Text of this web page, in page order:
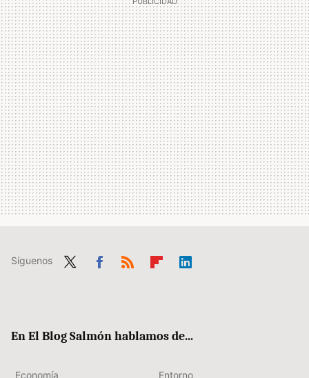
Síguenos
En El Blog Salmón hablamos de...
Economía Entorno